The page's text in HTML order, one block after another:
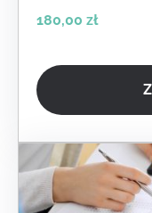
180,00 zł